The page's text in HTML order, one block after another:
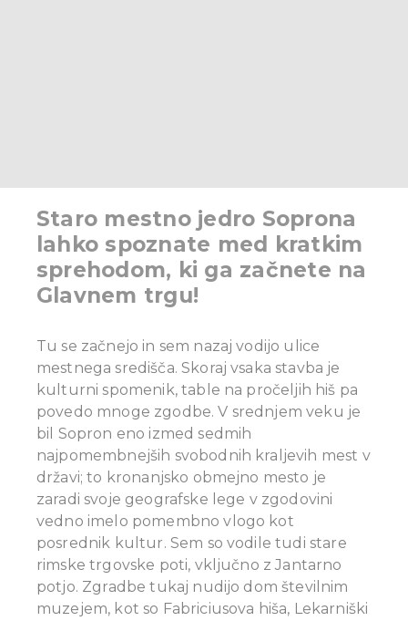
Staro mestno jedro Soprona
lahko spoznate med kratkim
sprehodom, ki ga začnete na
Glavnem trgu!
Tu se začnejo in sem nazaj vodijo ulice
mestnega središča. Skoraj vsaka stavba je
kulturni spomenik, table na pročeljih hiš pa
povedo mnoge zgodbe. V srednjem veku je
bil Sopron eno izmed sedmih
najpomembnejših svobodnih kraljevih mest v
državi; to kronanjsko obmejno mesto je
zaradi svoje geografske lege v zgodovini
vedno imelo pomembno vlogo kot
posrednik kultur. Sem so vodile tudi stare
rimske trgovske poti, vključno z Jantarno
potjo. Zgradbe tukaj nudijo dom številnim
muzejem, kot so Fabriciusova hiša, Lekarniški